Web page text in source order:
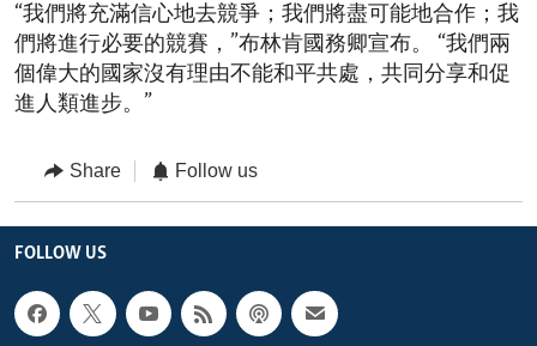
“我們將充滿信心地去競爭；我們將盡可能地合作；我
們將進行必要的競賽，”布林肯國務卿宣布。 “我們兩
個偉大的國家沒有理由不能和平共處，共同分享和促
進人類進步。”
Share Follow us
FOLLOW US